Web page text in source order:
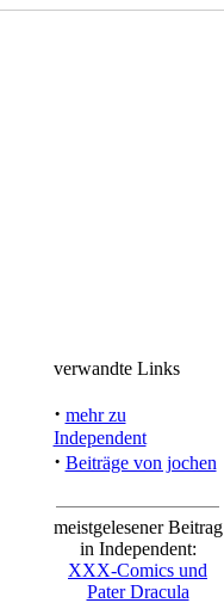
verwandte Links
· mehr zu
Independent
· Beiträge von jochen
meistgelesener Beitrag
in Independent:
XXX-Comics und
Pater Dracula